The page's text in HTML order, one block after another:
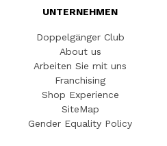
UNTERNEHMEN
Doppelgänger Club
About us
Arbeiten Sie mit uns
Franchising
Shop Experience
SiteMap
Gender Equality Policy